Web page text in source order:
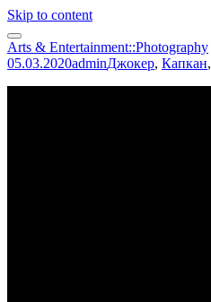
Skip to content
Arts & Entertainment::Photography
05.03.2020adminДжокер, Капкан,